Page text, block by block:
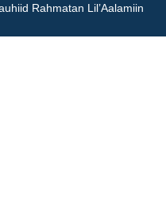
Rahmatan Lil’Aalamiin